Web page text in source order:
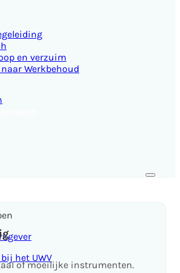
en verzuim
Werkbehoud
het UWV
of moeilijke instrumenten.